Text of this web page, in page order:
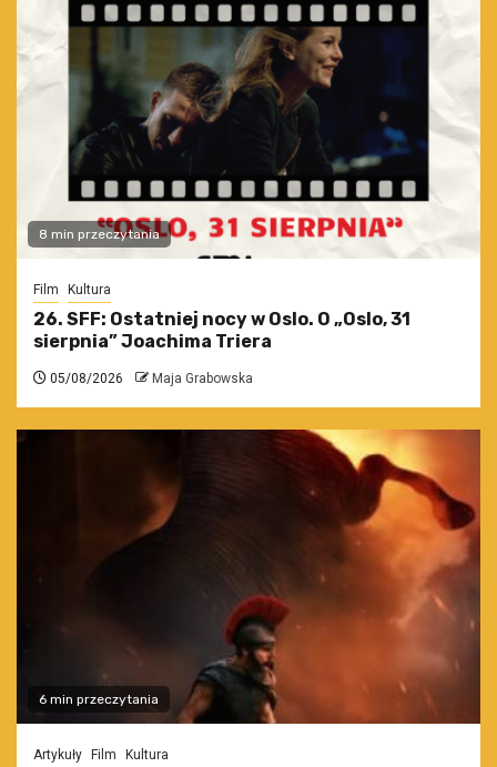
8 min przeczytania
Film Kultura
26. SFF: Ostatniej nocy w Oslo. O „Oslo, 31
sierpnia” Joachima Triera
05/08/2026 Maja Grabowska
6 min przeczytania
Artykuły Film Kultura